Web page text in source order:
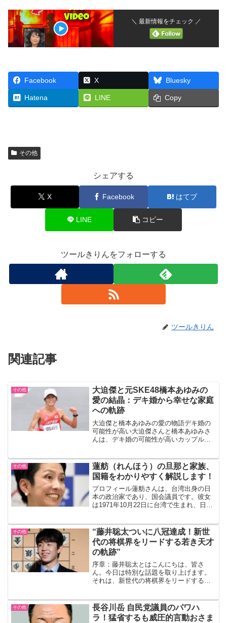
＼ 最新情報をチェック ／
Facebook X Bluesky
Hatena LINE Copy
その他
シェアする
X Facebook はてブ
LINE コピー
ツールきりんをフォローする
ツールきりん
関連記事
その他
大迫傑と元SKE48橋本あゆみの
愛の結晶：デキ婚から幸せな家庭
への軌跡
大迫傑と橋本あゆみの愛の物語デキ婚の
可能性が高い大迫傑さんと橋本あゆみさ
んは、デキ婚の可能性が高いカップルと
で、橋本さんは大学卒業後にアシックス
に就職していました...
その他
蓮舫（れんほう）の旦那と家族、
国籍をわかりやすく解説します！
プロフィール蓮舫さんは、台湾出身の日
本の政治家であり、国会議員です。彼女
は1971年10月22日に台湾で生まれ、日本
籍取得については批判の的となっていま
す。批判と論争蓮...
その他
“藤井聡太ついに八冠達成！新世
代の将棋界をリードする若き天才
の軌跡”
序章：藤井聡太とはこんにちは、皆さ
ん。今日は特別な話題を取り上げます。
それは、新世代の将棋界をリードする若
が将棋界に新たな風を吹き込んでいま
す。藤井聡太の早期の成功藤...
その他
長谷川岳 自民党議員のパワハ
ラ！猛省するも威圧的言動おさま